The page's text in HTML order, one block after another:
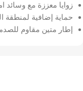
زوايا معززة مع
حماية إضافية لمنطقة
إطار متين مقاوم